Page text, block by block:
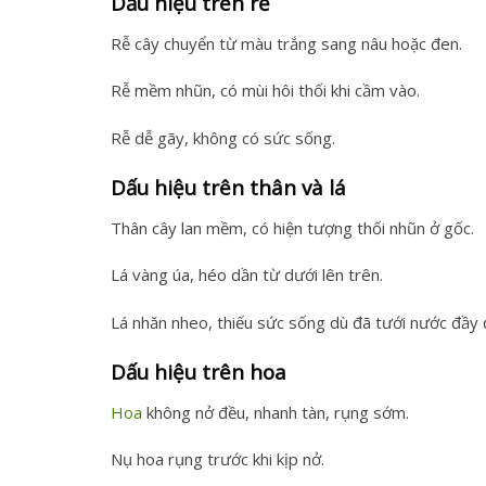
Rễ cây chuyển từ màu trắng sang nâu hoặc đen.
Rễ mềm nhũn, có mùi hôi thối khi cầm vào.
Rễ dễ gãy, không có sức sống.
Dấu hiệu trên thân và lá
Thân cây lan mềm, có hiện tượng thối nhũn ở gốc.
Lá vàng úa, héo dần từ dưới lên trên.
Lá nhăn nheo, thiếu sức sống dù đã tưới nước đầy
Dấu hiệu trên hoa
Hoa không nở đều, nhanh tàn, rụng sớm.
Nụ hoa rụng trước khi kịp nở.